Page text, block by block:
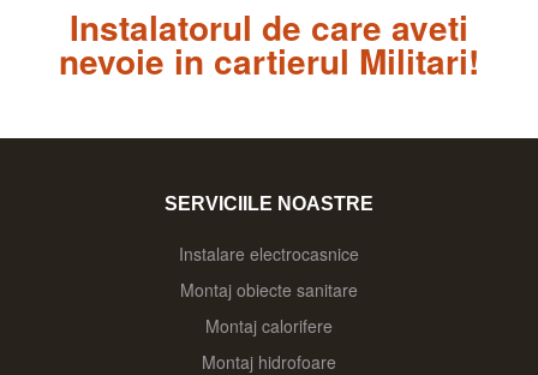
Instalatorul de care aveti
nevoie in cartierul Militari!
SERVICIILE NOASTRE
Instalare electrocasnice
Montaj obiecte sanitare
Montaj calorifere
Montaj hidrofoare